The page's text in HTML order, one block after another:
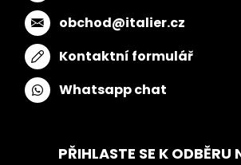
obchod@italier.cz
Kontaktní formulář
Whatsapp chat
PŘIHLASTE SE K ODBĚRU